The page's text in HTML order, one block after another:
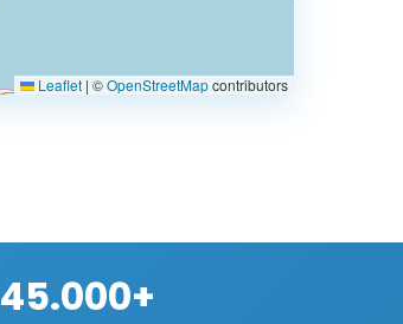
10
Leaflet | ©OpenStreetMapcontributors
45.000+